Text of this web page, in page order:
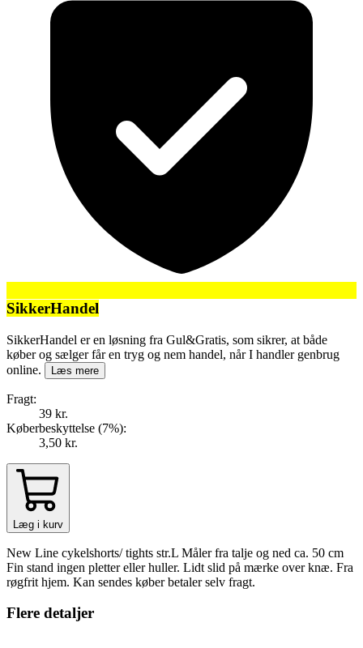
SikkerHandel
SikkerHandel er en løsning fra Gul&Gratis, som sikrer, at både
køber og sælger får en tryg og nem handel, når I handler genbrug
online.
Læs mere
Fragt:
39 kr.
Køberbeskyttelse (7%):
3,50 kr.
Læg i kurv
New Line cykelshorts/ tights str.L Måler fra talje og ned ca. 50 cm
Fin stand ingen pletter eller huller. Lidt slid på mærke over knæ. Fra
røgfrit hjem. Kan sendes køber betaler selv fragt.
Flere detaljer